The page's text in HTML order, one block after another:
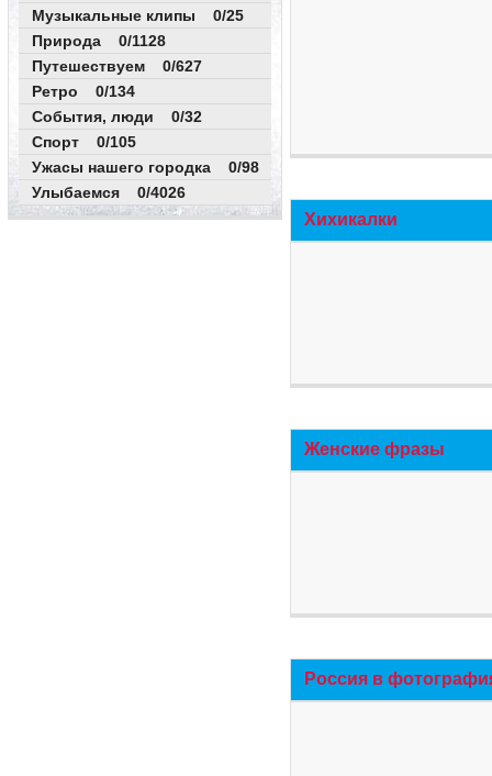
Музыкальные клипы 0/25
Природа 0/1128
Путешествуем 0/627
Ретро 0/134
События, люди 0/32
Спорт 0/105
Ужасы нашего городка 0/98
Улыбаемся 0/4026
Хихикалки
Женские фразы
Россия в